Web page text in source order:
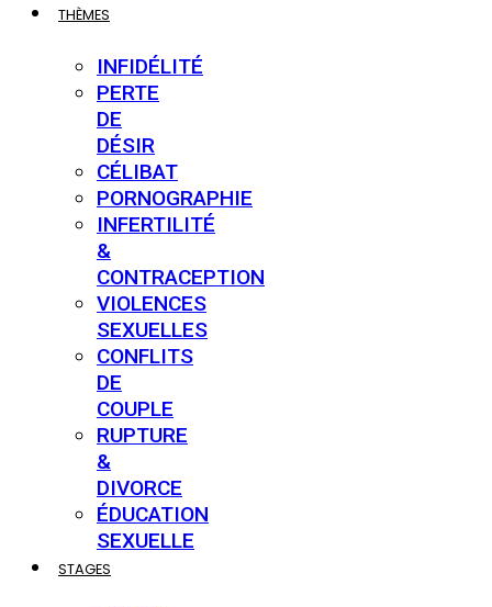
THÈMES
INFIDÉLITÉ
PERTE
DE
DÉSIR
CÉLIBAT
PORNOGRAPHIE
INFERTILITÉ
&
CONTRACEPTION
VIOLENCES
SEXUELLES
CONFLITS
DE
COUPLE
RUPTURE
&
DIVORCE
ÉDUCATION
SEXUELLE
STAGES